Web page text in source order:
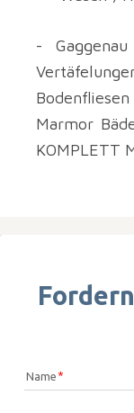
-
Marmor
KOMPLETT
Name